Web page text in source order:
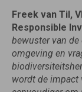
Freek van Til,
Responsible
bewuster van
omgeving en
wordt de impact